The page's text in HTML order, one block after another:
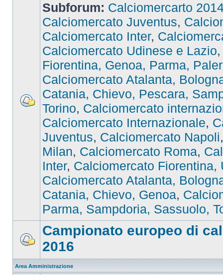
Subforum: Calciomercarto
Calciomercato Juventus,
Calciomercato Inter,
Calciomercato Udinese e Lazio
Fiorentina, Genoa, Parma,
Calciomercato Atalanta,
Catania, Chievo, Pescara,
Torino, Calciomercato
Calciomercato Internazionale,
Juventus, Calciomercato Napoli
Milan, Calciomercato Roma,
Inter, Calciomercato Fiorentina,
Calciomercato Atalanta,
Catania, Chievo, Genoa,
Parma, Sampdoria, Sassuolo,
Campionato europeo di
2016
Area Amministrazione